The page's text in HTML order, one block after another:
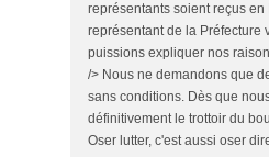
représentants soient reçus
représentant de la Préfecture
puissions expliquer nos
/> Nous ne demandons que
sans conditions. Dès que
définitivement le trottoir du
Oser lutter, c'est aussi oser